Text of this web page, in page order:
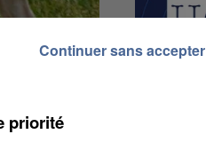
priorité
Continuer sans accepter